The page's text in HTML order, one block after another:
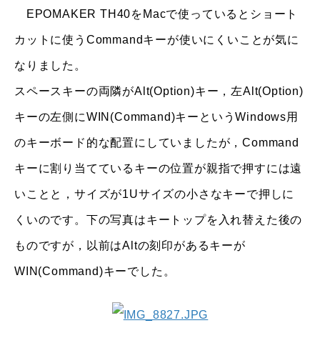
EPOMAKER TH40をMacで使っているとショート
カットに使うCommandキーが使いにくいことが気に
なりました。
スペースキーの両隣がAlt(Option)キー，左Alt(Option)
キーの左側にWIN(Command)キーというWindows用
のキーボード的な配置にしていましたが，Command
キーに割り当てているキーの位置が親指で押すには遠
いことと，サイズが1Uサイズの小さなキーで押しに
くいのです。下の写真はキートップを入れ替えた後の
ものですが，以前はAltの刻印があるキーが
WIN(Command)キーでした。